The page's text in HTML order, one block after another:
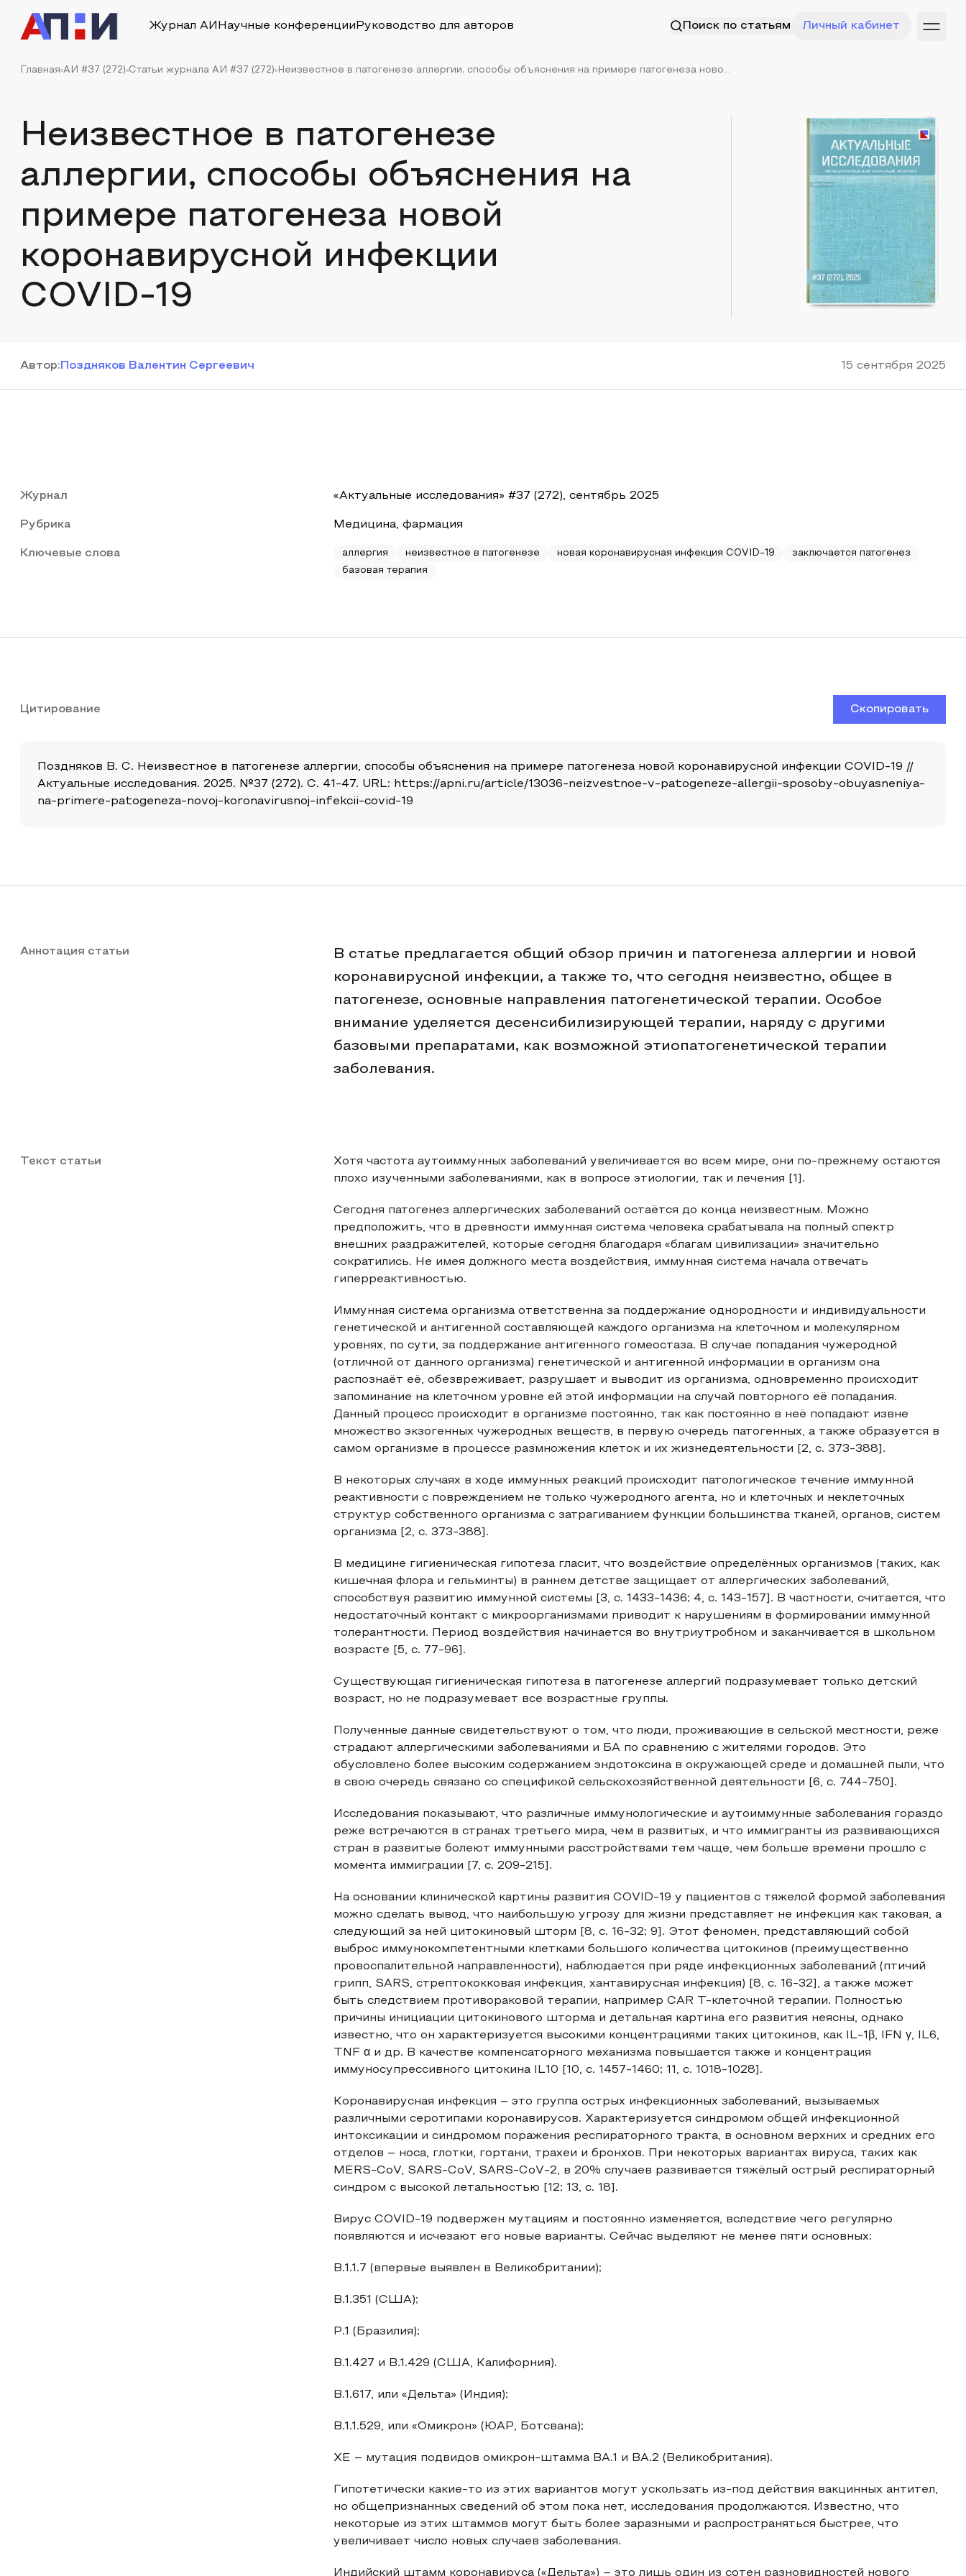
Журнал АИ Научные конференции Руководство для авторов Поиск по статьям Личный кабинет
Главная АИ #37 (272) Статьи журнала АИ #37 (272) Неизвестное в патогенезе аллергии, способы объяснения на примере патогенеза ново...
Неизвестное в патогенезе
аллергии, способы объяснения на
примере патогенеза новой
коронавирусной инфекции
COVID-19
Автор: Поздняков Валентин Сергеевич 15 сентября 2025
Журнал «Актуальные исследования» #37 (272), сентябрь 2025
Рубрика Медицина, фармация
Ключевые слова аллергия неизвестное в патогенезе новая коронавирусная инфекция COVID-19
заключается патогенез
базовая терапия
Цитирование Скопировать
Поздняков В. С. Неизвестное в патогенезе аллергии, способы объяснения на примере патогенеза новой коронавирусной инфекции COVID-19 //
Актуальные исследования. 2025. №37 (272). С. 41-47. URL: https://apni.ru/article/13036-neizvestnoe-v-patogeneze-allergii-sposoby-obuyasneniya-
na-primere-patogeneza-novoj-koronavirusnoj-infekcii-covid-19
Аннотация статьи
В статье предлагается общий обзор причин и патогенеза аллергии и новой
коронавирусной инфекции, а также то, что сегодня неизвестно, общее в
патогенезе, основные направления патогенетической терапии. Особое
внимание уделяется десенсибилизирующей терапии, наряду с другими
базовыми препаратами, как возможной этиопатогенетической терапии
заболевания.
Текст статьи
Хотя частота аутоиммунных заболеваний увеличивается во всем мире, они по-прежнему остаются
плохо изученными заболеваниями, как в вопросе этиологии, так и лечения [1].
Сегодня патогенез аллергических заболеваний остаётся до конца неизвестным. Можно
предположить, что в древности иммунная система человека срабатывала на полный спектр
внешних раздражителей, которые сегодня благодаря «благам цивилизации» значительно
сократились. Не имея должного места воздействия, иммунная система начала отвечать
гиперреактивностью.
Иммунная система организма ответственна за поддержание однородности и индивидуальности
генетической и антигенной составляющей каждого организма на клеточном и молекулярном
уровнях, по сути, за поддержание антигенного гомеостаза. В случае попадания чужеродной
(отличной от данного организма) генетической и антигенной информации в организм она
распознаёт её, обезвреживает, разрушает и выводит из организма, одновременно происходит
запоминание на клеточном уровне ей этой информации на случай повторного её попадания.
Данный процесс происходит в организме постоянно, так как постоянно в неё попадают извне
множество экзогенных чужеродных веществ, в первую очередь патогенных, а также образуется в
самом организме в процессе размножения клеток и их жизнедеятельности [2, с. 373-388].
В некоторых случаях в ходе иммунных реакций происходит патологическое течение иммунной
реактивности с повреждением не только чужеродного агента, но и клеточных и неклеточных
структур собственного организма с затрагиванием функции большинства тканей, органов, систем
организма [2, с. 373-388].
В медицине гигиеническая гипотеза гласит, что воздействие определённых организмов (таких, как
кишечная флора и гельминты) в раннем детстве защищает от аллергических заболеваний,
способствуя развитию иммунной системы [3, с. 1433-1436; 4, с. 143-157]. В частности, считается, что
недостаточный контакт с микроорганизмами приводит к нарушениям в формировании иммунной
толерантности. Период воздействия начинается во внутриутробном и заканчивается в школьном
возрасте [5, с. 77-96].
Существующая гигиеническая гипотеза в патогенезе аллергий подразумевает только детский
возраст, но не подразумевает все возрастные группы.
Полученные данные свидетельствуют о том, что люди, проживающие в сельской местности, реже
страдают аллергическими заболеваниями и БА по сравнению с жителями городов. Это
обусловлено более высоким содержанием эндотоксина в окружающей среде и домашней пыли, что
в свою очередь связано со спецификой сельскохозяйственной деятельности [6, с. 744-750].
Исследования показывают, что различные иммунологические и аутоиммунные заболевания гораздо
реже встречаются в странах третьего мира, чем в развитых, и что иммигранты из развивающихся
стран в развитые болеют иммунными расстройствами тем чаще, чем больше времени прошло с
момента иммиграции [7, с. 209-215].
На основании клинической картины развития COVID-19 у пациентов с тяжелой формой заболевания
можно сделать вывод, что наибольшую угрозу для жизни представляет не инфекция как таковая, а
следующий за ней цитокиновый шторм [8, с. 16-32; 9]. Этот феномен, представляющий собой
выброс иммунокомпетентными клетками большого количества цитокинов (преимущественно
провоспалительной направленности), наблюдается при ряде инфекционных заболеваний (птичий
грипп, SARS, стрептококковая инфекция, хантавирусная инфекция) [8, с. 16-32], а также может
быть следствием противораковой терапии, например CAR T-клеточной терапии. Полностью
причины инициации цитокинового шторма и детальная картина его развития неясны, однако
известно, что он характеризуется высокими концентрациями таких цитокинов, как IL-1β, IFN γ, IL6,
TNF α и др. В качестве компенсаторного механизма повышается также и концентрация
иммуносупрессивного цитокина IL10 [10, с. 1457-1460; 11, с. 1018-1028].
Коронавирусная инфекция – это группа острых инфекционных заболеваний, вызываемых
различными серотипами коронавирусов. Характеризуется синдромом общей инфекционной
интоксикации и синдромом поражения респираторного тракта, в основном верхних и средних его
отделов – носа, глотки, гортани, трахеи и бронхов. При некоторых вариантах вируса, таких как
MERS-CoV, SARS-CoV, SARS-CoV-2, в 20% случаев развивается тяжёлый острый респираторный
синдром с высокой летальностью [12; 13, с. 18].
Вирус COVID-19 подвержен мутациям и постоянно изменяется, вследствие чего регулярно
появляются и исчезают его новые варианты. Сейчас выделяют не менее пяти основных:
B.1.1.7 (впервые выявлен в Великобритании);
B.1.351 (США);
P.1 (Бразилия);
B.1.427 и B.1.429 (США, Калифорния).
B.1.617, или «Дельта» (Индия);
B.1.1.529, или «Омикрон» (ЮАР, Ботсвана);
XE – мутация подвидов омикрон-штамма BA.1 и BA.2 (Великобритания).
Гипотетически какие-то из этих вариантов могут ускользать из-под действия вакцинных антител,
но общепризнанных сведений об этом пока нет, исследования продолжаются. Известно, что
некоторые из этих штаммов могут быть более заразными и распространяться быстрее, что
увеличивает число новых случаев заболевания.
Индийский штамм коронавируса («Дельта») – это лишь один из сотен разновидностей нового